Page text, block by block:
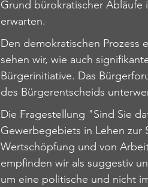
Grund bürokratischer Abläufe
erwarten.
Den demokratischen Prozess
sehen wir, wie auch
Bürgerinitiative. Das
des Bürgerentscheids
Die Fragestellung "Sind Sie
Gewerbegebiets in Lehen zur
Wertschöpfung und von
empfinden wir als suggestiv
um eine politische und nicht